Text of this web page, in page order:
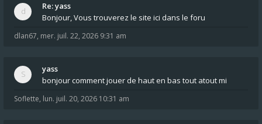
Re: yass
Bonjour, Vous trouverez le site ici dans le foru
dlan67, mer. juil. 22, 2026 9:31 am
yass
bonjour comment jouer de haut en bas tout atout mi
Soflette, lun. juil. 20, 2026 10:31 am